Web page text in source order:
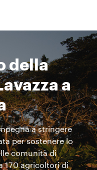
della
a
a stringere
per sostenere lo
comunità di
170 agricoltori di